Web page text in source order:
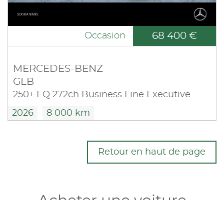
Occasion 68 400 €
MERCEDES-BENZ
GLB
250+ EQ 272ch Business Line Executive
2026 8 000 km
Retour en haut de page